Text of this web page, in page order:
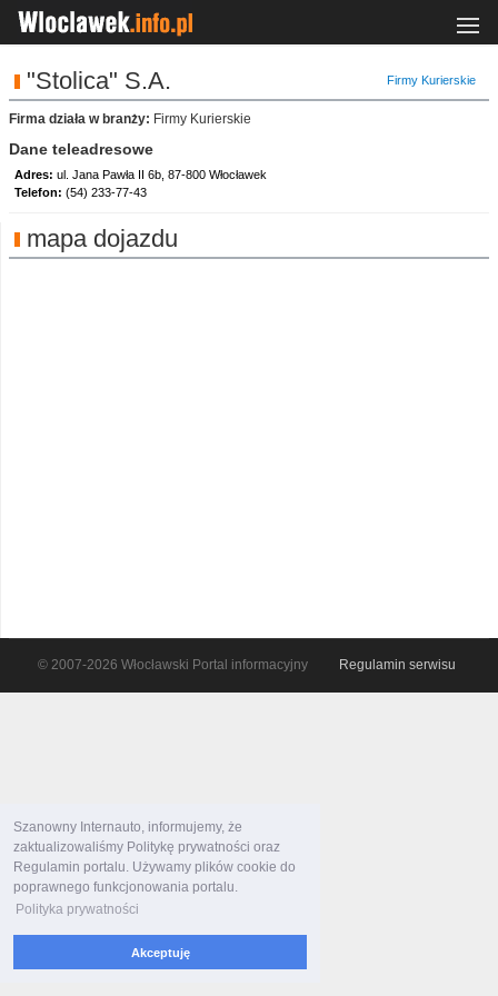
Szanowny Internauto, informujemy, że
zaktualizowaliśmy Politykę prywatności oraz
Regulamin portalu. Używamy plików cookie do
poprawnego funkcjonowania portalu.
Polityka prywatności
Akceptuję
"Stolica" S.A. Firmy Kurierskie
Firma działa w branży: Firmy Kurierskie
Dane teleadresowe
Adres: ul. Jana Pawła II 6b, 87-800 Włocławek
Telefon: (54) 233-77-43
mapa dojazdu
© 2007-2026 Włocławski Portal informacyjny Regulamin serwisu